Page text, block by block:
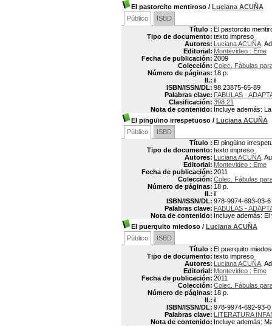
El pastorcito mentiroso / Luciana ACUÑA
Público
ISBD
Título : El pastorcito
Tipo de documento: texto impreso
Autores: Luciana ACUÑA ,
Editorial: Montevideo : Eme
Fecha de publicación: 2009
Colección: Colec. Fábulas
Número de páginas: 18 p.
Il.: il
ISBN/ISSN/DL: 98.23875-65-89
Palabras clave: FABULAS -
Clasificación: 398.21
Nota de contenido: Incluye además:
El pingüino irrespetuoso / Luciana ACUÑA
Público
ISBD
Título : El pingüino
Tipo de documento: texto impreso
Autores: Luciana ACUÑA ,
Editorial: Montevideo : Eme
Fecha de publicación: 2011
Colección: Colec. Fábulas
Número de páginas: 18 p.
Il.: il
ISBN/ISSN/DL: 978-9974-693-03-6
Palabras clave: FABULAS -
Nota de contenido: Incluye además:
El puerquito miedoso / Luciana ACUÑA
Público
ISBD
Título : El puerquito
Tipo de documento: texto impreso
Autores: Luciana ACUÑA ,
Editorial: Montevideo : Eme
Fecha de publicación: 2011
Colección: Colec. Fábulas
Número de páginas: 18 p.
Il.: il.
ISBN/ISSN/DL: 978-9974-692-93-0
Palabras clave: LITERATURA
Nota de contenido: Incluye además: